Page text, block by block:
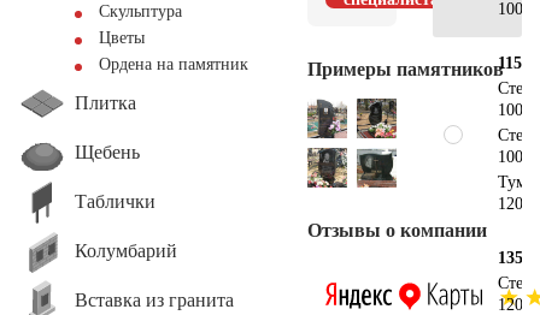
Скульптура
Цветы
Ордена на памятник
Плитка
Щебень
Таблички
Колумбарий
Вставка из гранита
Примеры памятников
Отзывы о компании